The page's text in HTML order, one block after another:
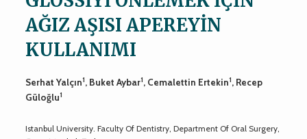
AĞIZ AŞISI APEREYİN
KULLANIMI
Serhat Yalçın1, Buket Aybar1, Cemalettin Ertekin1, Recep
Güloğlu1
Istanbul University. Faculty Of Dentistry, Department Of Oral Surgery,